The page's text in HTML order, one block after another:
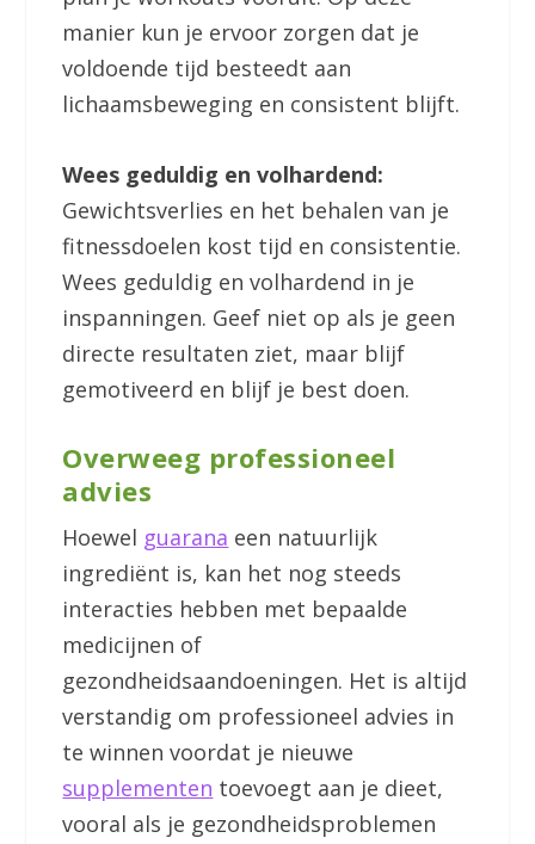
manier kun je ervoor zorgen dat je
voldoende tijd besteedt aan
lichaamsbeweging en consistent blijft.
Wees geduldig en volhardend:
Gewichtsverlies en het behalen van je
fitnessdoelen kost tijd en consistentie.
Wees geduldig en volhardend in je
inspanningen. Geef niet op als je geen
directe resultaten ziet, maar blijf
gemotiveerd en blijf je best doen.
Overweeg professioneel
advies
Hoewel guarana een natuurlijk
ingrediënt is, kan het nog steeds
interacties hebben met bepaalde
medicijnen of
gezondheidsaandoeningen. Het is altijd
verstandig om professioneel advies in
te winnen voordat je nieuwe
supplementen toevoegt aan je dieet,
vooral als je gezondheidsproblemen